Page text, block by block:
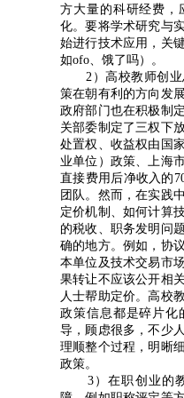
方大量的科研经费，
化。要将学术研究与
始进行技术应用，关
如ofo、饿了吗）。
2）高校教师创业
策在朝有利的方向发
政府部门也在积极制
关部委制定了三权下
处置权、收益权由国
业单位）政策、上海
直接费用后净收入的
团队。然而，在实践
定价机制、如何计算
的税收、职务发明问
确的地方。例如，协
本单位及技术交易市
果转让不应该公开相
人士帮助定价。高校
政策信息都是碎片化
导，顾虑很多，不少
理顺整个过程，明晰
政策。
3）在职创业的教